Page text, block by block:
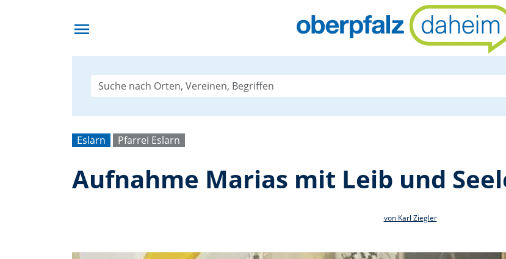
menu
Eslarn Pfarrei Eslarn
Aufnahme Marias mit Leib und
von Karl Ziegler